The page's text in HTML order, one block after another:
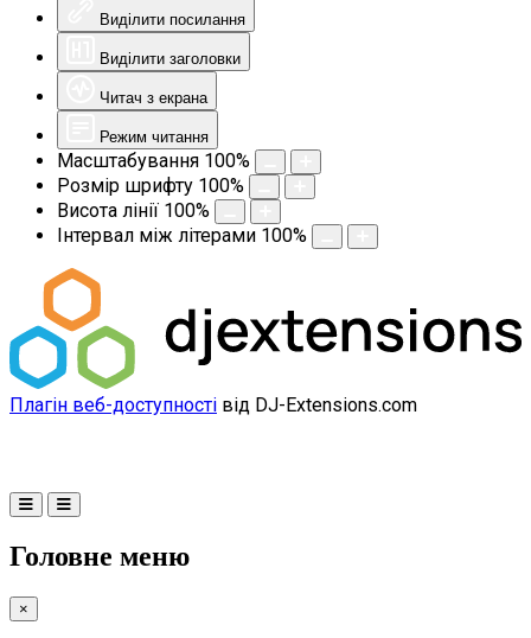
Виділити посилання
Виділити заголовки
Читач з екрана
Режим читання
Масштабування 100%
Розмір шрифту 100%
Висота лінії 100%
Інтервал між літерами 100%
Плагін веб-доступності від DJ-Extensions.com
Головне меню
×